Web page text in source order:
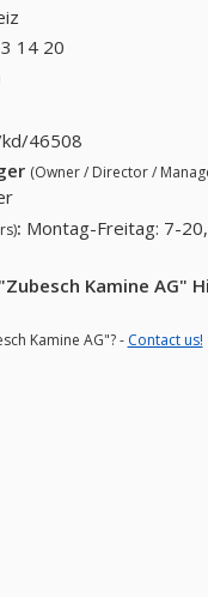
14 20
46508
(Owner / Director /
: Montag-Freitag: 7-
Kamine AG"
Kamine AG"? - Contact us!